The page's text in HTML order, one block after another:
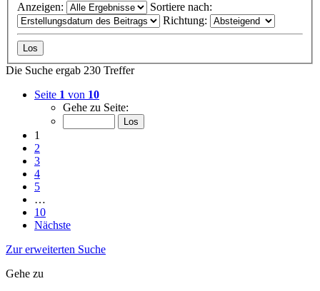
Anzeigen:
Sortiere nach:
Richtung:
Die Suche ergab 230 Treffer
Seite 1 von 10
Gehe zu Seite:
1
2
3
4
5
…
10
Nächste
Zur erweiterten Suche
Gehe zu